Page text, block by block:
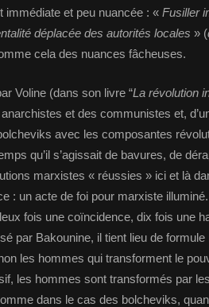
immédiate et peu nuancée : « Fusiller
déplacée des autorités locales » (
cela des nuances fâcheuses.
Voline (dans son livre “La révolution
et des communistes et,
avec les composantes
qu’il s’agissait de bavures, de
marxistes « réussies » ici et là
: un acte de foi pour marxiste
fois une coïncidence, dix fois une
par Bakounine, il tient lieu de formule
les hommes qui transforment le
les hommes sont transformés par
dans le cas des bolcheviks,